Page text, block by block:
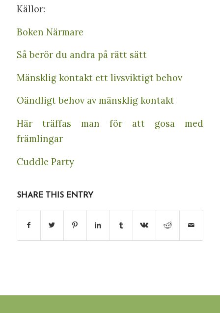
Källor:
Boken Närmare
Så berör du andra på rätt sätt
Mänsklig kontakt ett livsviktigt behov
Oändligt behov av mänsklig kontakt
Här träffas man för att gosa med
främlingar
Cuddle Party
SHARE THIS ENTRY